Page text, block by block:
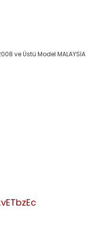
ve Üstü Model MALAYSİA